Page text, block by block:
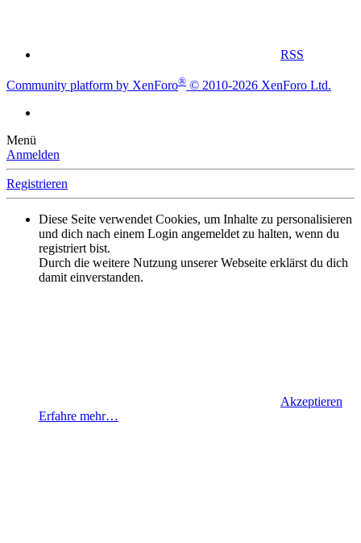
RSS
Community platform by XenForo® © 2010-2026 XenForo Ltd.
Menü
Anmelden
Registrieren
Diese Seite verwendet Cookies, um Inhalte zu personalisieren
und dich nach einem Login angemeldet zu halten, wenn du
registriert bist.
Durch die weitere Nutzung unserer Webseite erklärst du dich
damit einverstanden.
Akzeptieren
Erfahre mehr…